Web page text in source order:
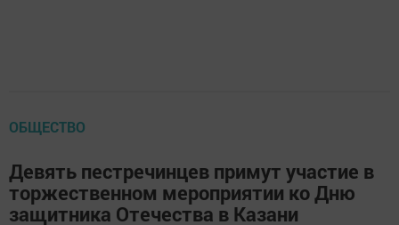
ОБЩЕСТВО
Девять пестречинцев примут участие в
торжественном мероприятии ко Дню
защитника Отечества в Казани